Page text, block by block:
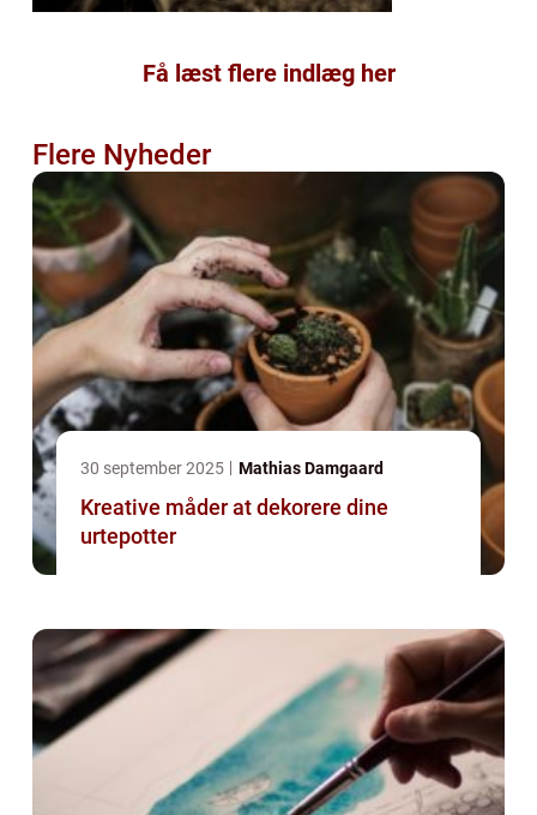
Få læst flere indlæg her
Flere Nyheder
30 september 2025 Mathias Damgaard
Kreative måder at dekorere dine
urtepotter